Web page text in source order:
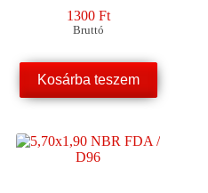
1300 Ft
Bruttó
Kosárba teszem